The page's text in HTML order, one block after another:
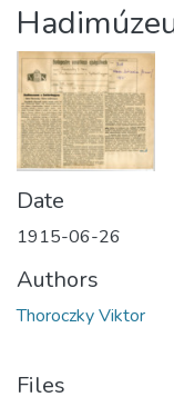
About us
Date
1915-06-26
Authors
Thoroczky Viktor
Files